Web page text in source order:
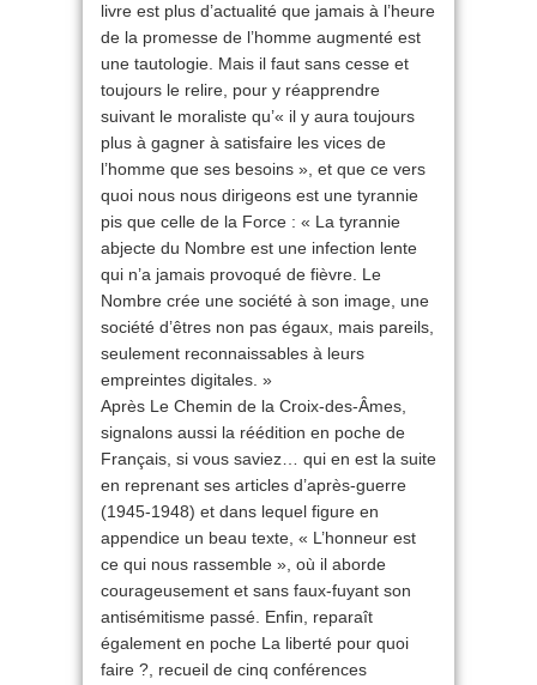
livre est plus d’actualité que jamais à l’heure
de la promesse de l’homme augmenté est
une tautologie. Mais il faut sans cesse et
toujours le relire, pour y réapprendre
suivant le moraliste qu’« il y aura toujours
plus à gagner à satisfaire les vices de
l’homme que ses besoins », et que ce vers
quoi nous nous dirigeons est une tyrannie
pis que celle de la Force : « La tyrannie
abjecte du Nombre est une infection lente
qui n’a jamais provoqué de fièvre. Le
Nombre crée une société à son image, une
société d’êtres non pas égaux, mais pareils,
seulement reconnaissables à leurs
empreintes digitales. »
Après Le Chemin de la Croix-des-Âmes,
signalons aussi la réédition en poche de
Français, si vous saviez… qui en est la suite
en reprenant ses articles d’après-guerre
(1945-1948) et dans lequel figure en
appendice un beau texte, « L’honneur est
ce qui nous rassemble », où il aborde
courageusement et sans faux-fuyant son
antisémitisme passé. Enfin, reparaît
également en poche La liberté pour quoi
faire ?, recueil de cinq conférences